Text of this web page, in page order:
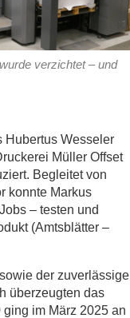
verzichtet – und
Hubertus Wesseler
Müller Offset
Begleitet von
konnte Markus
– testen und
(Amtsblätter –
der zuverlässige
überzeugten das
im März 2025 an